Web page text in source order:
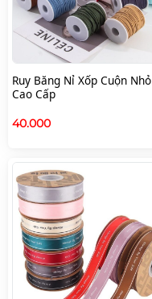
Ruy Băng Nỉ Xốp Cuộn Nhỏ
Cao Cấp
40.000